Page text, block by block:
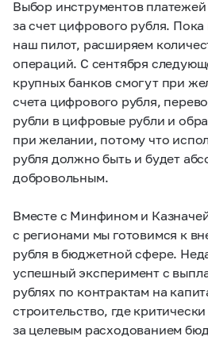
Выбор инструментов
за счет цифрового рубля.
наш пилот, расширяем
операций. С сентября
крупных банков смогут при
счета цифрового рубля,
рубли в цифровые рубли и
при желании, потому что
рубля должно быть и будет
добровольным.
Вместе с Минфином и
с регионами мы готовимся к
рубля в бюджетной сфере.
успешный эксперимент с
рублях по контрактам на
строительство, где
за целевым расходованием